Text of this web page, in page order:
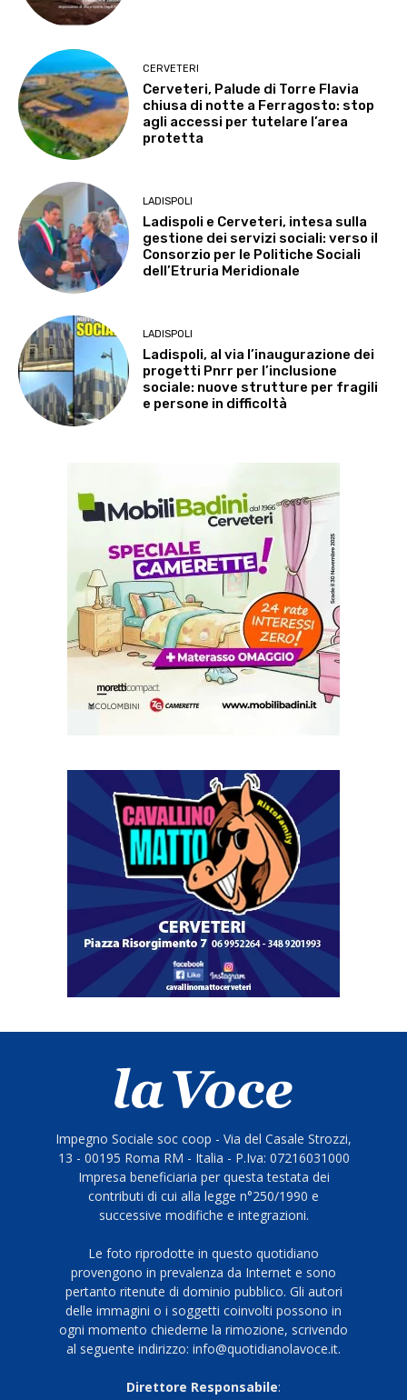
CERVETERI
Cerveteri, Palude di Torre Flavia
chiusa di notte a Ferragosto: stop
agli accessi per tutelare l’area
protetta
LADISPOLI
Ladispoli e Cerveteri, intesa sulla
gestione dei servizi sociali: verso il
Consorzio per le Politiche Sociali
dell’Etruria Meridionale
LADISPOLI
Ladispoli, al via l’inaugurazione dei
progetti Pnrr per l’inclusione
sociale: nuove strutture per fragili
e persone in difficoltà
Impegno Sociale soc coop - Via del Casale Strozzi,
13 - 00195 Roma RM - Italia - P.Iva: 07216031000
Impresa beneficiaria per questa testata dei
contributi di cui alla legge n°250/1990 e
successive modifiche e integrazioni.
Le foto riprodotte in questo quotidiano
provengono in prevalenza da Internet e sono
pertanto ritenute di dominio pubblico. Gli autori
delle immagini o i soggetti coinvolti possono in
ogni momento chiederne la rimozione, scrivendo
al seguente indirizzo: info@quotidianolavoce.it.
Direttore Responsabile: